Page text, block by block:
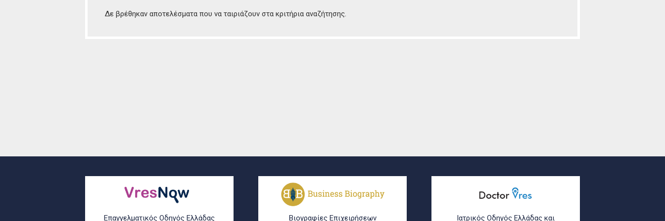
Δε βρέθηκαν αποτελέσματα που να ταιριάζουν στα κριτήρια αναζήτησης.
Επαγγελματικός Οδηγός Ελλάδας Βιογραφίες Επιχειρήσεων Ιατρικός Οδηγός Ελλάδας και